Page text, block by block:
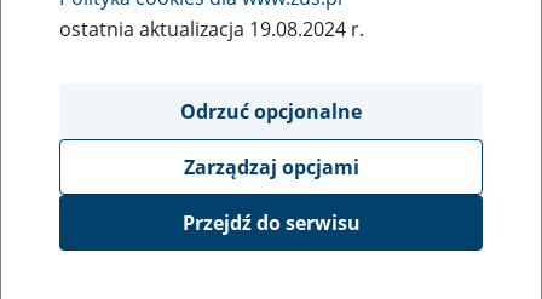
ostatnia aktualizacja 19.08.2024 r.
Odrzuć opcjonalne
Zarządzaj opcjami
Przejdź do serwisu